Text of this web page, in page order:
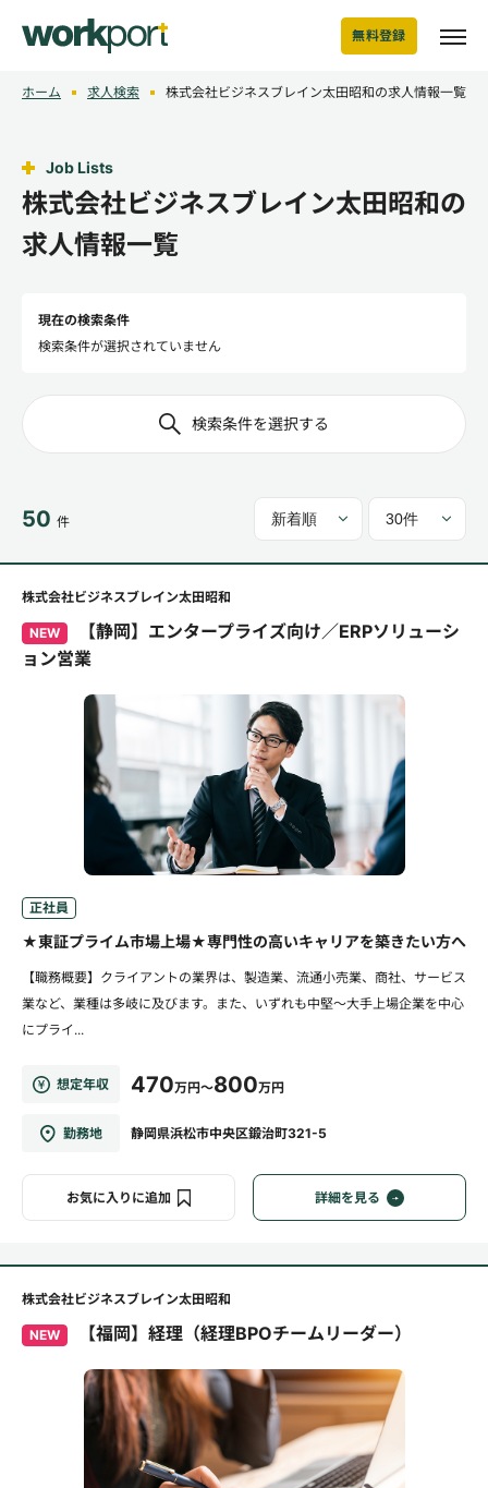
無料登録
ホーム 求人検索 株式会社ビジネスブレイン太田昭和の求人情報一覧
Job Lists
株式会社ビジネスブレイン太田昭和の
求人情報一覧
現在の検索条件
検索条件が選択されていません
検索条件を選択する
50 件
株式会社ビジネスブレイン太田昭和
NEW
【静岡】エンタープライズ向け／ERPソリューシ
ョン営業
正社員
★東証プライム市場上場★専門性の高いキャリアを築きたい方へ
【職務概要】クライアントの業界は、製造業、流通小売業、商社、サービス
業など、業種は多岐に及びます。また、いずれも中堅～大手上場企業を中心
にプライ...
想定年収 470万円～800万円
勤務地 静岡県浜松市中央区鍛治町321-5
お気に入りに追加 詳細を見る
株式会社ビジネスブレイン太田昭和
NEW 【福岡】経理（経理BPOチームリーダー）